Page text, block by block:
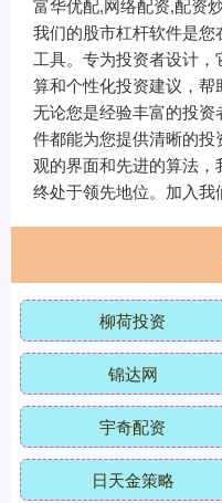
富华优配,网络配资,配资
我们的股市杠杆软件是
工具。专为投资者设计
算和个性化投资建议，帮
无论您是经验丰富的投
件都能为您提供清晰的
观的界面和先进的算法
终处于领先地位。加入我
柳荷投资
锦达网
宇奇配资
日天金策略